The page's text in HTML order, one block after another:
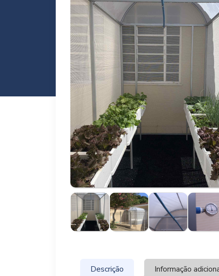
Descrição Informação